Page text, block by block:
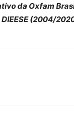
da Oxfam
(2004/